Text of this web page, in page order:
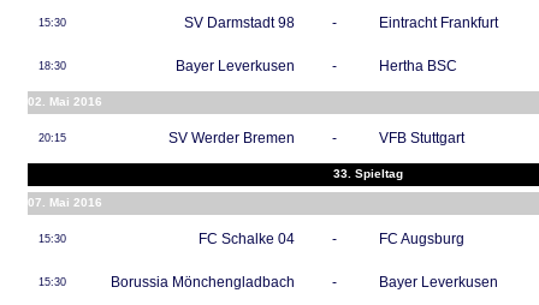
15:30 SV Darmstadt 98 - Eintracht Frankfurt
18:30 Bayer Leverkusen - Hertha BSC
02. Mai 2016
20:15 SV Werder Bremen - VFB Stuttgart
33. Spieltag
07. Mai 2016
15:30 FC Schalke 04 - FC Augsburg
15:30 Borussia Mönchengladbach - Bayer Leverkusen